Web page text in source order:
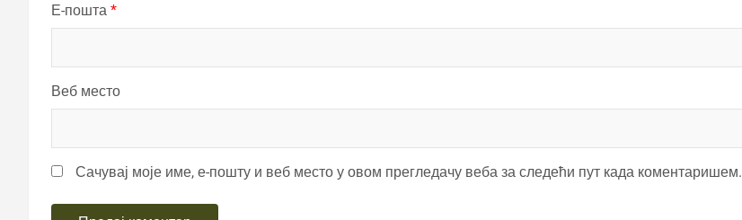
Е-пошта *
Веб место
Сачувај моје име, е-пошту и веб место у овом прегледачу веба за следећи пут када коментаришем.